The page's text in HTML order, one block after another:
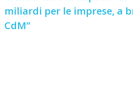
miliardi per le imprese, a
CdM”